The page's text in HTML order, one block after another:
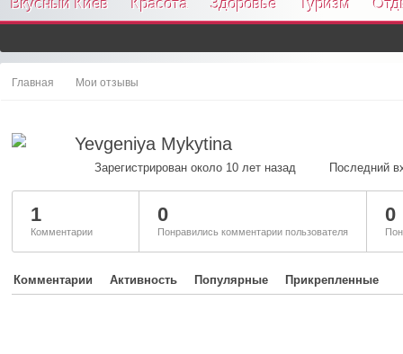
Главная Мои отзывы
Yevgeniya Mykytina
Зарегистрирован около 10 лет назад Последний
1
Комментарии
0
Понравились комментарии пользователя
0
Комментарии Активность Популярные Прикрепленные